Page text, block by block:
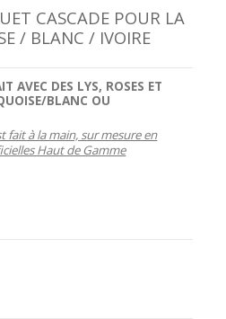
CASCADE POUR LA
/ BLANC / IVOIRE
AVEC DES LYS, ROSES ET
BLANC OU
fait à la main, sur mesure en
Haut de Gamme